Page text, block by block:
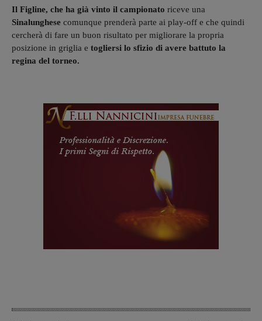
Il Figline, che ha già vinto il campionato riceve una
Sinalunghese comunque prenderà parte ai play-off e che quindi
cercherà di fare un buon risultato per migliorare la propria
posizione in griglia e togliersi lo sfizio di avere battuto la
regina del torneo.